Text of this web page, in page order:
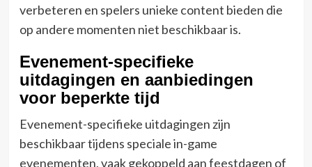
verbeteren en spelers unieke content bieden die
op andere momenten niet beschikbaar is.
Evenement-specifieke
uitdagingen en aanbiedingen
voor beperkte tijd
Evenement-specifieke uitdagingen zijn
beschikbaar tijdens speciale in-game
evenementen, vaak gekoppeld aan feestdagen of